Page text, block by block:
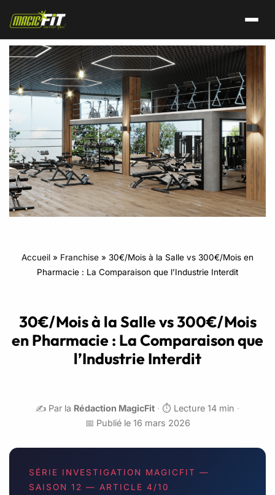
Accueil » Franchise » 30€/Mois à la Salle vs 300€/Mois en
Pharmacie : La Comparaison que l’Industrie Interdit
30€/Mois à la Salle vs 300€/Mois
en Pharmacie : La Comparaison que
l’Industrie Interdit
✍️ Par la Rédaction MagicFit · ⏱️ Lecture 14 min ·
📅 Publié le 16 mars 2026
SÉRIE INVESTIGATION MAGICFIT —
SAISON 12 — ARTICLE 4/10